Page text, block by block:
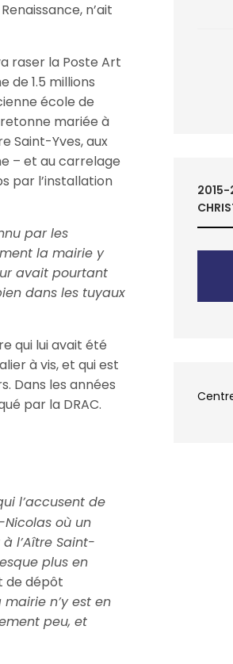
n’ait
raser la Poste Art
de 1.5 millions
école de
mariée à
Saint-Yves, aux
– et au carrelage
par l’installation
par les
la mairie y
avait pourtant
dans les tuyaux
qui lui avait été
à vis, et qui est
Dans les années
par la DRAC.
l’accusent de
où un
l’Aître Saint-
plus en
de dépôt
n’y est en
peu, et
2015-